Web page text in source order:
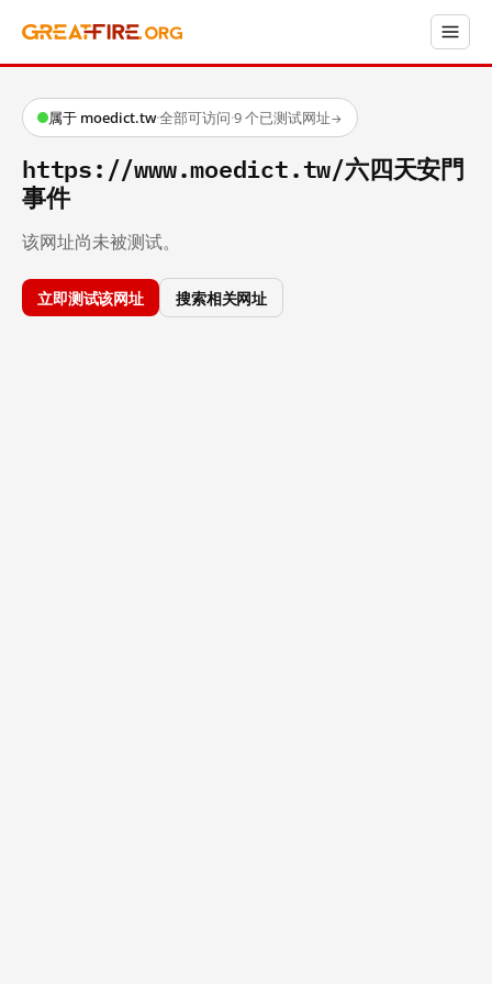
属于 moedict.tw·全部可访问·9 个已测试网址→
https://www.moedict.tw/六四天安門
事件
该网址尚未被测试。
立即测试该网址 搜索相关网址